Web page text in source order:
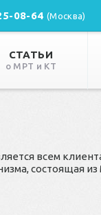
08-64(Москва)
СТАТЬИ
о МРТ и КТ
всем
состоящая